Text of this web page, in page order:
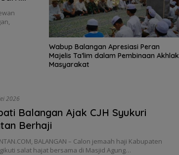
Wabup Balangan Apresiasi Peran
Majelis Ta’lim dalam Pembinaan Akhlak
Masyarakat
2026
Balangan Ajak CJH Syukuri
Berhaji
BALANGAN – Calon jemaah haji Kabupaten
salat hajat bersama di Masjid Agung…